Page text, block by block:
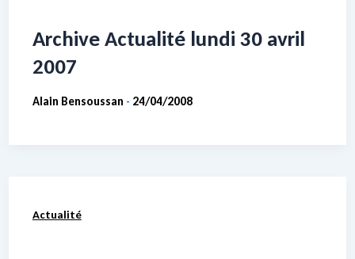
Archive Actualité lundi 30 avril
2007
Alain Bensoussan - 24/04/2008
Actualité